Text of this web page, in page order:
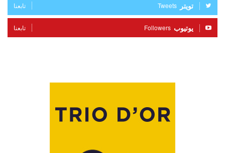
تويتر Tweets تابعنا
يوتيوب Followers تابعنا